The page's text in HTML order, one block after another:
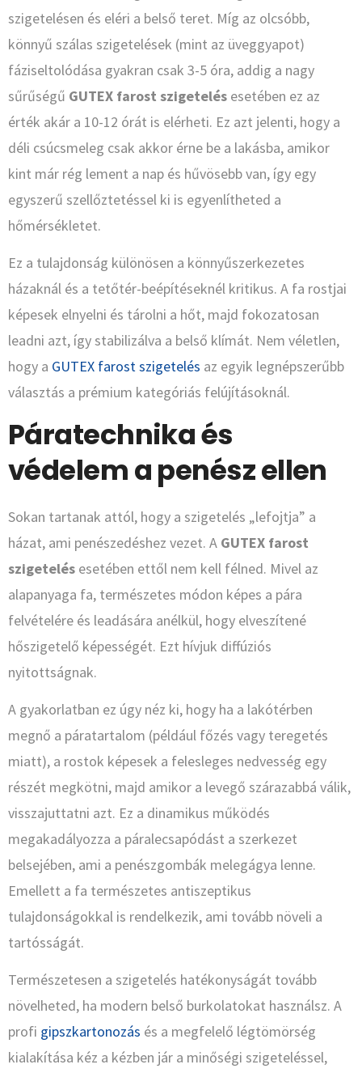
szigetelésen és eléri a belső teret. Míg az olcsóbb,
könnyű szálas szigetelések (mint az üveggyapot)
fáziseltolódása gyakran csak 3-5 óra, addig a nagy
sűrűségű GUTEX farost szigetelés esetében ez az
érték akár a 10-12 órát is elérheti. Ez azt jelenti, hogy a
déli csúcsmeleg csak akkor érne be a lakásba, amikor
kint már rég lement a nap és hűvösebb van, így egy
egyszerű szellőztetéssel ki is egyenlítheted a
hőmérsékletet.
Ez a tulajdonság különösen a könnyűszerkezetes
házaknál és a tetőtér-beépítéseknél kritikus. A fa rostjai
képesek elnyelni és tárolni a hőt, majd fokozatosan
leadni azt, így stabilizálva a belső klímát. Nem véletlen,
hogy a GUTEX farost szigetelés az egyik legnépszerűbb
választás a prémium kategóriás felújításoknál.
Páratechnika és
védelem a penész ellen
Sokan tartanak attól, hogy a szigetelés „lefojtja” a
házat, ami penészedéshez vezet. A GUTEX farost
szigetelés esetében ettől nem kell félned. Mivel az
alapanyaga fa, természetes módon képes a pára
felvételére és leadására anélkül, hogy elveszítené
hőszigetelő képességét. Ezt hívjuk diffúziós
nyitottságnak.
A gyakorlatban ez úgy néz ki, hogy ha a lakótérben
megnő a páratartalom (például főzés vagy teregetés
miatt), a rostok képesek a felesleges nedvesség egy
részét megkötni, majd amikor a levegő szárazabbá válik,
visszajuttatni azt. Ez a dinamikus működés
megakadályozza a páralecsapódást a szerkezet
belsejében, ami a penészgombák melegágya lenne.
Emellett a fa természetes antiszeptikus
tulajdonságokkal is rendelkezik, ami tovább növeli a
tartósságát.
Természetesen a szigetelés hatékonyságát tovább
növelheted, ha modern belső burkolatokat használsz. A
profi gipszkartonozás és a megfelelő légtömörség
kialakítása kéz a kézben jár a minőségi szigeteléssel,